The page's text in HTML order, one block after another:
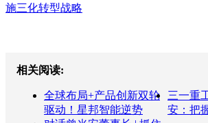
施三化转型战略
相关阅读:
全球布局+产品创新双轮
驱动！星邦智能逆势
三一重
安：把